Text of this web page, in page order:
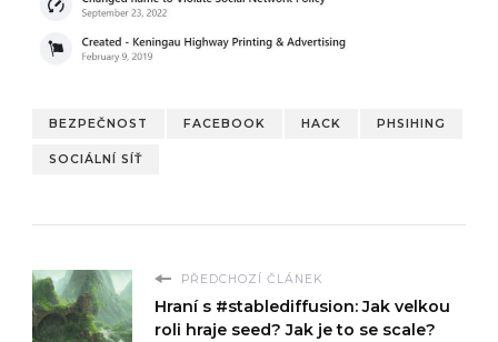
BEZPEČNOST FACEBOOK HACK PHSIHING
SOCIÁLNÍ SÍŤ
PŘEDCHOZÍ ČLÁNEK
Hraní s #stablediffusion: Jak velkou
roli hraje seed? Jak je to se scale?